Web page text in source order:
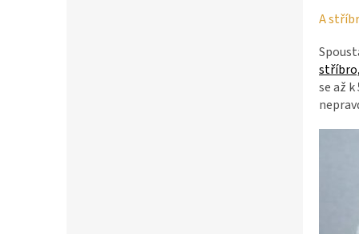
A
stříbro,
se až k